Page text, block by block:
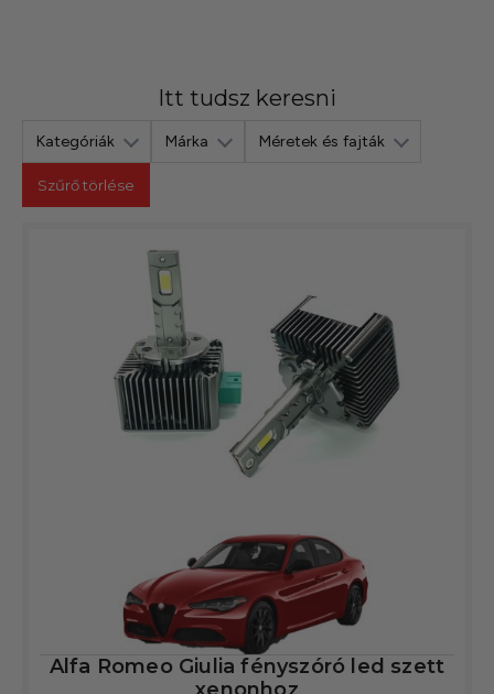
Itt tudsz keresni
Kategóriák Márka Méretek és fajták
Szűrő törlése
Alfa Romeo Giulia fényszóró led szett
xenonhoz